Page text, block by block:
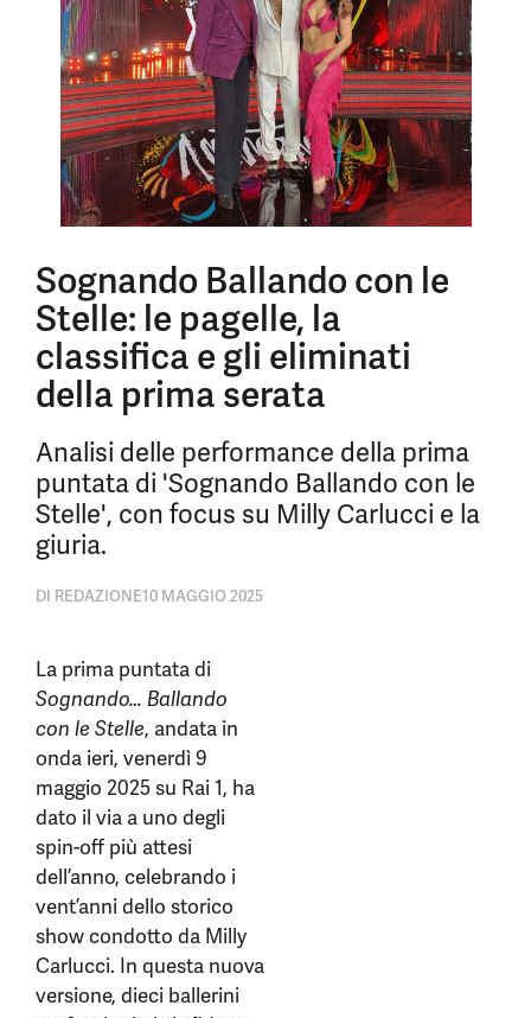
Sognando Ballando con le
Stelle: le pagelle, la
classifica e gli eliminati
della prima serata
Analisi delle performance della prima
puntata di 'Sognando Ballando con le
Stelle', con focus su Milly Carlucci e la
giuria.
DI REDAZIONE10 MAGGIO 2025
La prima puntata di
Sognando… Ballando
con le Stelle, andata in
onda ieri, venerdì 9
maggio 2025 su Rai 1, ha
dato il via a uno degli
spin-off più attesi
dell’anno, celebrando i
vent’anni dello storico
show condotto da Milly
Carlucci. In questa nuova
versione, dieci ballerini